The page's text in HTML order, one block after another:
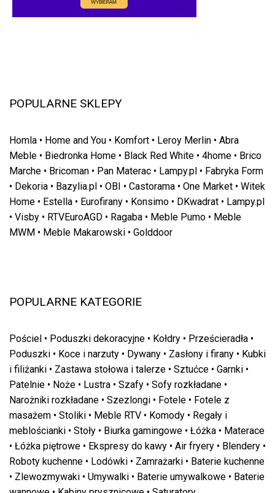
POPULARNE SKLEPY
Homla • Home and You • Komfort • Leroy Merlin • Abra
Meble • Biedronka Home • Black Red White • 4home • Brico
Marche • Bricoman • Pan Materac • Lampy.pl • Fabryka Form
• Dekoria • Bazylia.pl • OBI • Castorama • One Market • Witek
Home • Estella • Eurofirany • Konsimo • DKwadrat • Lampy.pl
• Visby • RTVEuroAGD • Ragaba • Meble Pumo • Meble
MWM • Meble Makarowski • Golddoor
POPULARNE KATEGORIE
Pościel • Poduszki dekoracyjne • Kołdry • Prześcieradła •
Poduszki • Koce i narzuty • Dywany • Zasłony i firany • Kubki
i filiżanki • Zastawa stołowa i talerze • Sztućce • Garnki •
Patelnie • Noże • Lustra • Szafy • Sofy rozkładane •
Narożniki rozkładane • Szezlongi • Fotele • Fotele z
masażem • Stoliki • Meble RTV • Komody • Regały i
meblościanki • Stoły • Biurka gamingowe • Łóżka • Materace
• Łóżka piętrowe • Ekspresy do kawy • Air fryery • Blendery •
Roboty kuchenne • Lodówki • Zamrażarki • Baterie kuchenne
• Zlewozmywaki • Umywalki • Baterie umywalkowe • Baterie